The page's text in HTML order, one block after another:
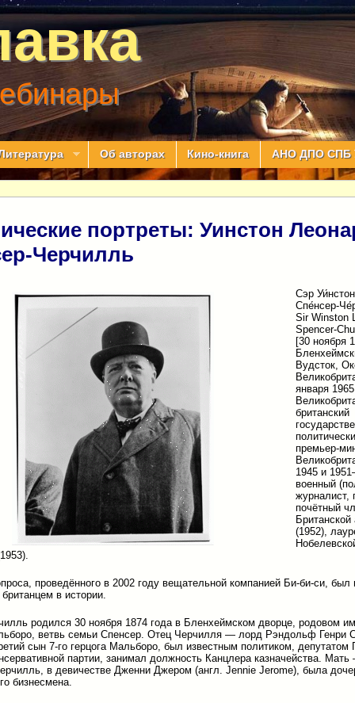
Об авторах Кино-книга АНО ДПО СПБ
портреты: Уинстон
Черчилль
Сэр
Спе́нсер-
Sir Winston
Spencer-
[30 ноября
Вудсток,
января
британский
премьер-
1945 и
военный
журналист,
почётный
(1952),
проведённого в 2002 году вещательной компанией Би-би-си, был
в истории.
родился 30 ноября 1874 года в Бленхеймском дворце, родовом
ветвь семьи Спенсер. Отец Черчилля — лорд Рэндольф Генри
сын 7-го герцога Мальборо, был известным политиком, депутатом
партии, занимал должность Канцлера казначейства.
в девичестве Дженни Джером (англ. Jennie Jerome), была
бизнесмена.